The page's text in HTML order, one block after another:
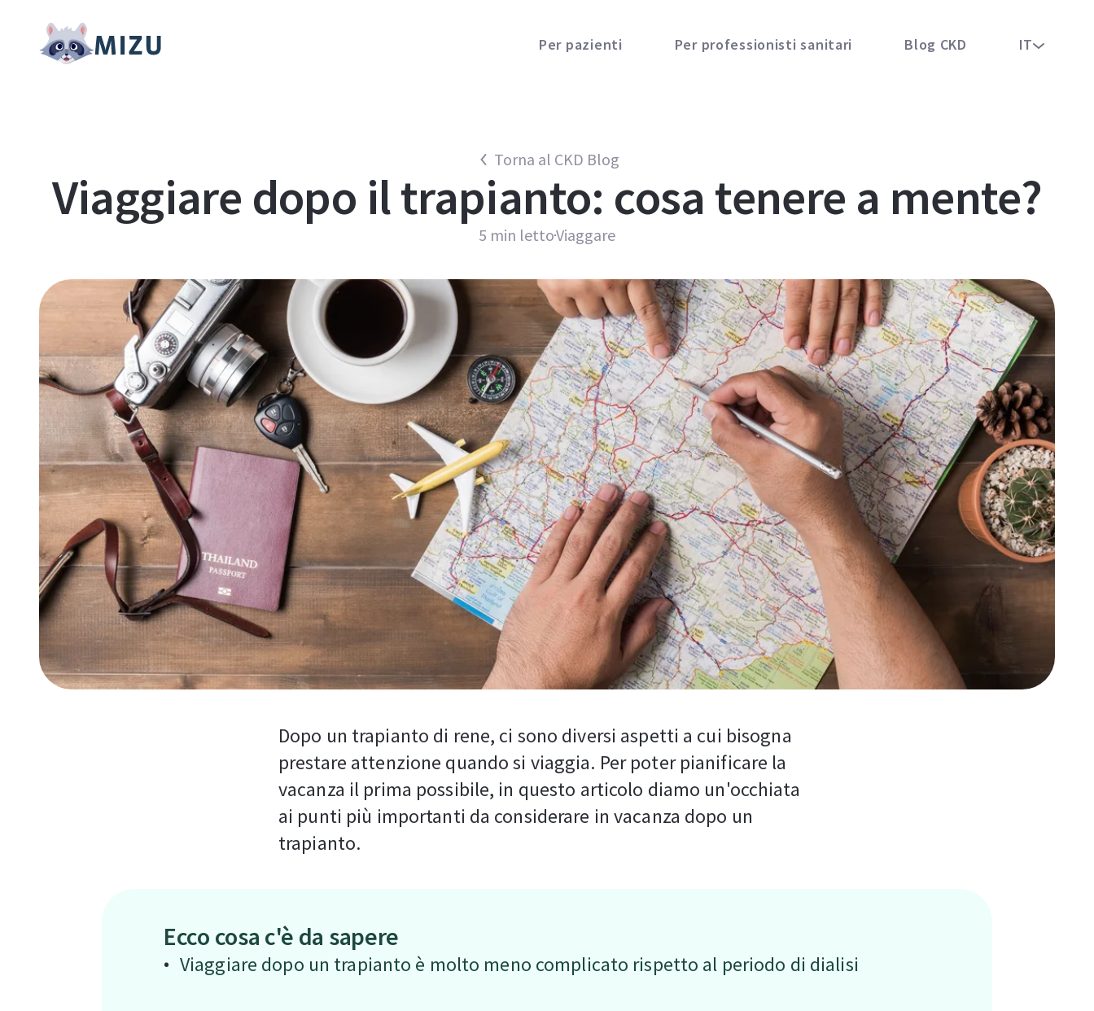
Per pazienti Per professionisti sanitari Blog CKD IT
Torna al CKD Blog
Viaggiare dopo il trapianto: cosa tenere a mente?
5 min lettoViaggare
Dopo un trapianto di rene, ci sono diversi aspetti a cui bisogna
prestare attenzione quando si viaggia. Per poter pianificare la
vacanza il prima possibile, in questo articolo diamo un'occhiata
ai punti più importanti da considerare in vacanza dopo un
trapianto.
Ecco cosa c'è da sapere
Viaggiare dopo un trapianto è molto meno complicato rispetto al periodo di dialisi